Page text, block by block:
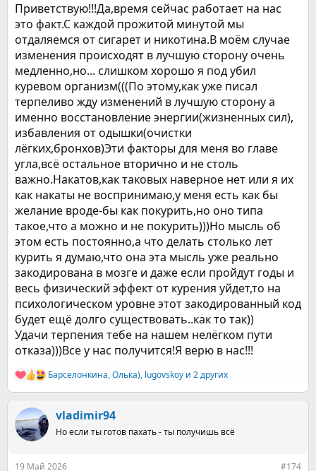
Приветствую!!!Да,время сейчас работает на нас
это факт.С каждой прожитой минутой мы
отдаляемся от сигарет и никотина.В моём случае
изменения происходят в лучшую сторону очень
медленно,но... слишком хорошо я под убил
куревом организм(((По этому,как уже писал
терпеливо жду изменений в лучшую сторону а
именно восстановление энергии(жизненных сил),
избавления от одышки(очистки
лёгких,бронхов)Эти факторы для меня во главе
угла,всё остальное вторично и не столь
важно.Накатов,как таковых наверное нет или я их
как накаты не воспринимаю,у меня есть как бы
желание вроде-бы как покурить,но оно типа
такое,что а можно и не покурить)))Но мысль об
этом есть постоянно,а что делать столько лет
курить я думаю,что она эта мысль уже реально
закодирована в мозге и даже если пройдут годы и
весь физический эффект от курения уйдет,то на
психологическом уровне этот закодированный код
будет ещё долго существовать..как то так))
Удачи терпения тебе на нашем нелёгком пути
отказа)))Все у нас получится!Я верю в нас!!!
Р
е
к
ц
и
Барселонкина,Олька), lugovskoy и 2 других
vladimir94
Но если ты готов пахать - ты получишь всё
19 Май 2026 #174